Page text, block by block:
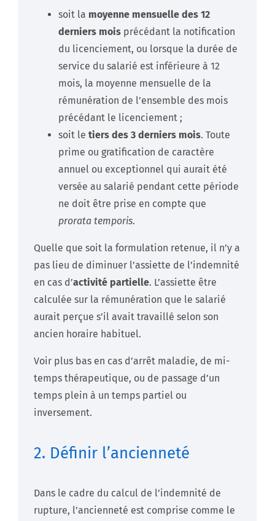
soit la moyenne mensuelle des 12
derniers mois précédant la notification
du licenciement, ou lorsque la durée de
service du salarié est inférieure à 12
mois, la moyenne mensuelle de la
rémunération de l’ensemble des mois
précédant le licenciement ;
soit le tiers des 3 derniers mois. Toute
prime ou gratification de caractère
annuel ou exceptionnel qui aurait été
versée au salarié pendant cette période
ne doit être prise en compte que
prorata temporis.
Quelle que soit la formulation retenue, il n’y a
pas lieu de diminuer l’assiette de l’indemnité
en cas d’activité partielle. L’assiette être
calculée sur la rémunération que le salarié
aurait perçue s’il avait travaillé selon son
ancien horaire habituel.
Voir plus bas en cas d’arrêt maladie, de mi-
temps thérapeutique, ou de passage d’un
temps plein à un temps partiel ou
inversement.
2. Définir l’ancienneté
Dans le cadre du calcul de l’indemnité de
rupture, l’ancienneté est comprise comme le